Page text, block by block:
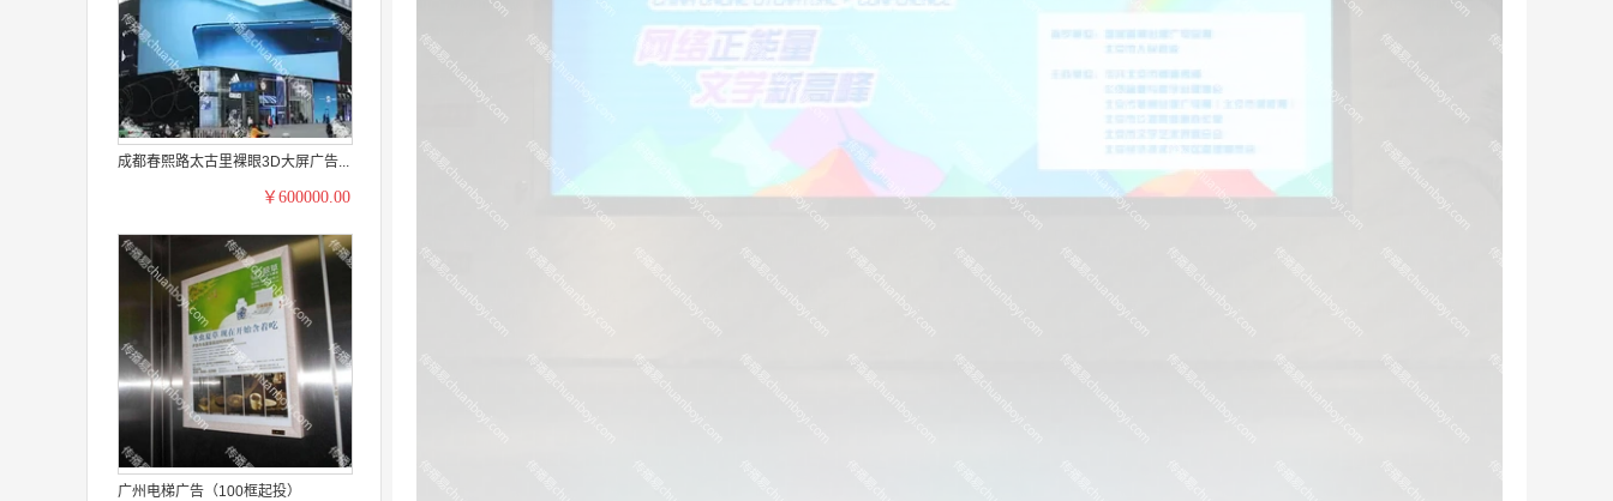
成都春熙路太古里裸眼3D大屏广告...
￥600000.00
广州电梯广告（100框起投）